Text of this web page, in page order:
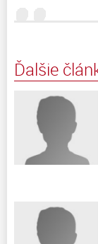
Ďalšie